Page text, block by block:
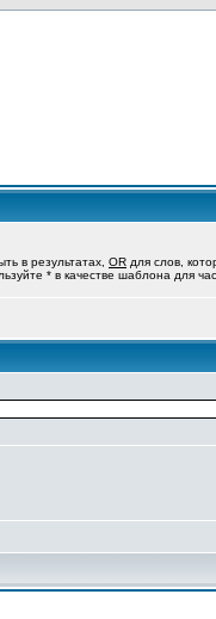
в результатах, OR для слов,
* в качестве шаблона для